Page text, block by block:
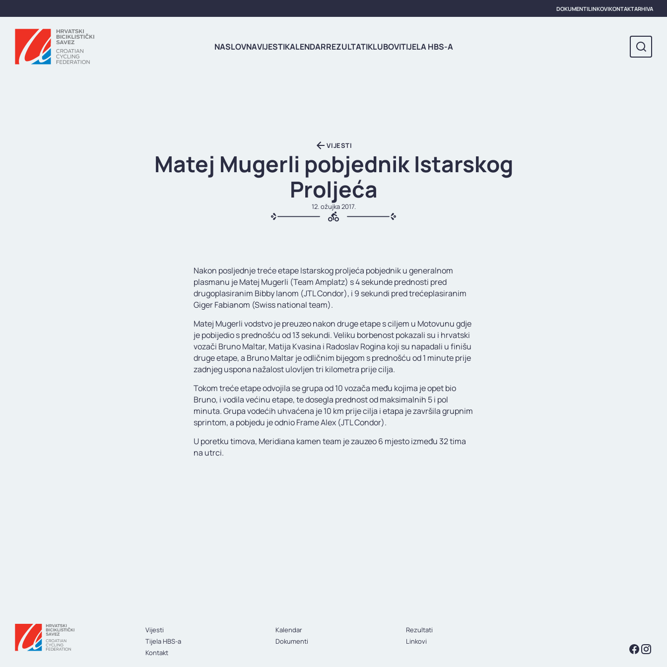
DOKUMENTILINKOVIKONTAKTARHIVA
NASLOVNAVIJESTIKALENDARREZULTATIKLUBOVITIJELA HBS-A
VIJESTI
Matej Mugerli pobjednik Istarskog
Proljeća
12. ožujka 2017.
Nakon posljednje treće etape Istarskog proljeća pobjednik u generalnom
plasmanu je Matej Mugerli (Team Amplatz) s 4 sekunde prednosti pred
drugoplasiranim Bibby Ianom (JTL Condor), i 9 sekundi pred trećeplasiranim
Giger Fabianom (Swiss national team).
Matej Mugerli vodstvo je preuzeo nakon druge etape s ciljem u Motovunu gdje
je pobijedio s prednošću od 13 sekundi. Veliku borbenost pokazali su i hrvatski
vozači Bruno Maltar, Matija Kvasina i Radoslav Rogina koji su napadali u finišu
druge etape, a Bruno Maltar je odličnim bijegom s prednošću od 1 minute prije
zadnjeg uspona nažalost ulovljen tri kilometra prije cilja.
Tokom treće etape odvojila se grupa od 10 vozača među kojima je opet bio
Bruno, i vodila većinu etape, te dosegla prednost od maksimalnih 5 i pol
minuta. Grupa vodećih uhvaćena je 10 km prije cilja i etapa je završila grupnim
sprintom, a pobjedu je odnio Frame Alex (JTL Condor).
U poretku timova, Meridiana kamen team je zauzeo 6 mjesto između 32 tima
na utrci.
Vijesti Kalendar
Rezultati
Tijela HBS-a
Dokumenti
Linkovi
Kontakt